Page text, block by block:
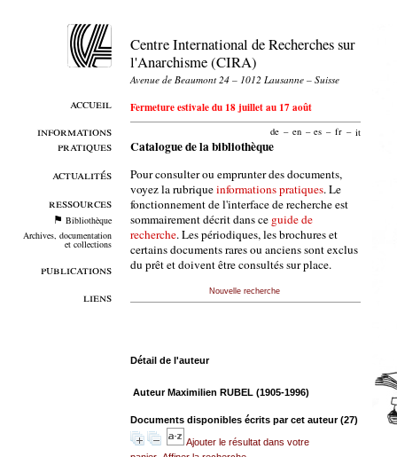
accueil
informations
pratiques
actualités
ressources
Bibliothèque
Archives, documentation
et collections
publications
liens
Centre International de Recherches sur
l'Anarchisme (CIRA)
Avenue de Beaumont 24 – 1012 Lausanne – Suisse
Fermeture estivale du 18 juillet au 17 août
de – en – es – fr – it
Catalogue de la bibliothèque
Pour consulter ou emprunter des documents,
voyez la rubriqueinformations pratiques. Le
fonctionnement de l'interface de recherche est
sommairement décrit dans ce guide de
recherche. Les périodiques, les brochures et
certains documents rares ou anciens sont exclus
du prêt et doivent être consultés sur place.
Nouvelle recherche
Détail de l'auteur
Auteur Maximilien RUBEL (1905-1996)
Documents disponibles écrits par cet auteur (27)
Ajouter le résultat dans votre